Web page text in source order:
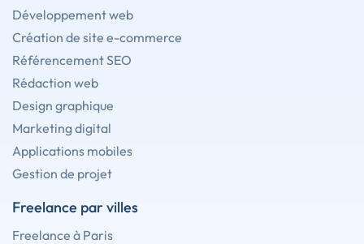
Développement web
Création de site e-commerce
Référencement SEO
Rédaction web
Design graphique
Marketing digital
Applications mobiles
Gestion de projet
Freelance par villes
Freelance à Paris